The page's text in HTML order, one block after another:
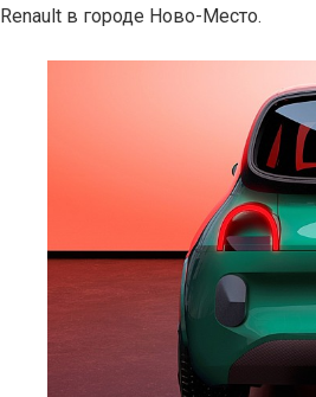
Renault в городе Ново-Место.